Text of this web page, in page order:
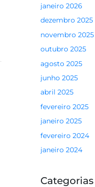
janeiro 2026
dezembro 2025
novembro 2025
outubro 2025
agosto 2025
junho 2025
abril 2025
fevereiro 2025
janeiro 2025
fevereiro 2024
janeiro 2024
Categorias